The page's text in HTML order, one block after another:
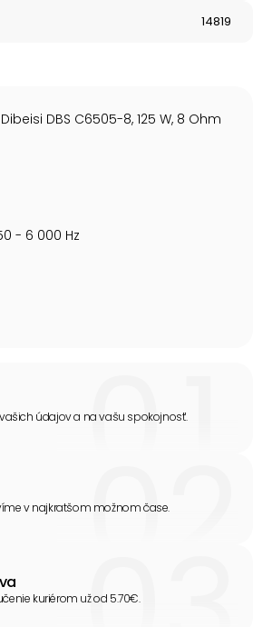
14819
DBS C6505-8, 125 W, 8 Ohm
- 6 000 Hz
údajov a na vašu spokojnosť.
v najkratšom možnom čase.
kuriérom už od 5.70€.